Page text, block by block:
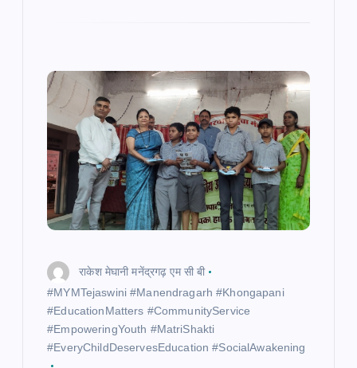
राकेश मेघानी मनेंद्रगढ़ एम सी बी
​#MYMTejaswini #Manendragarh #Khongapani
#EducationMatters #CommunityService
#EmpoweringYouth #MatriShakti
#EveryChildDeservesEducation #SocialAwakening